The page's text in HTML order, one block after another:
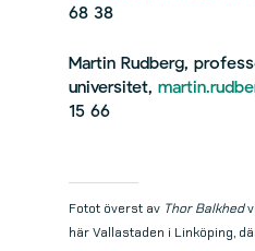
68 38
Martin Rudberg,
universitet,
15 66
Fotot överst av Thor Balkhed
här Vallastaden i Linköping,